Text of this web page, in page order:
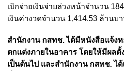
เบิกจ่ายเงินจ่ายล่วงหน้าจำนวน
เงินค่างวดจำนวน 1,414.53 ล้าน
สำนักงาน กสทช. ได้มีหนังสือแจ้ง
ตกแต่งภายในอาคาร โดยให้มีผลตั้
เป็นต้นไป และสำนักงาน กสทช. ไ